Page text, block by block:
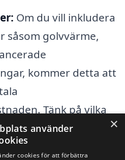
Om du vill inkludera
såsom golvvärme,
kommer detta att
Tänk på vilka
viktiga för dig och
din budget.
×
använder
cookies för att förbättra